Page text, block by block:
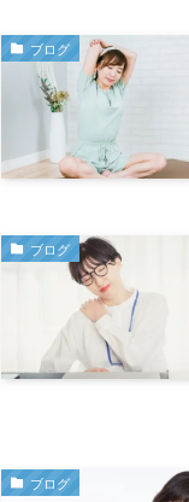
ブログ
ブログ
ブログ